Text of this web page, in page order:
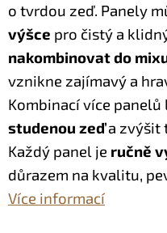
o tvrdou zeď. Panely
výšce pro čistý a
nakombinovat do
vznikne zajímavý a
Kombinací více panelů
studenou zeďa zvýšit
Každý panel je ručně
důrazem na kvalitu,
Více informací